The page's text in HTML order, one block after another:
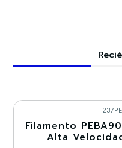
-30%
Filamento
Alta